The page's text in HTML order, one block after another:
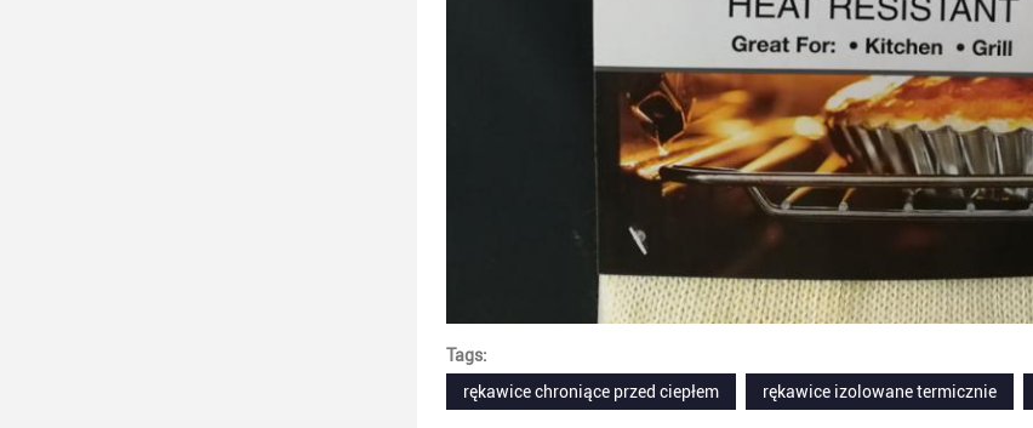
Tags:
rękawice chroniące przed ciepłem
rękawice izolowane termicznie